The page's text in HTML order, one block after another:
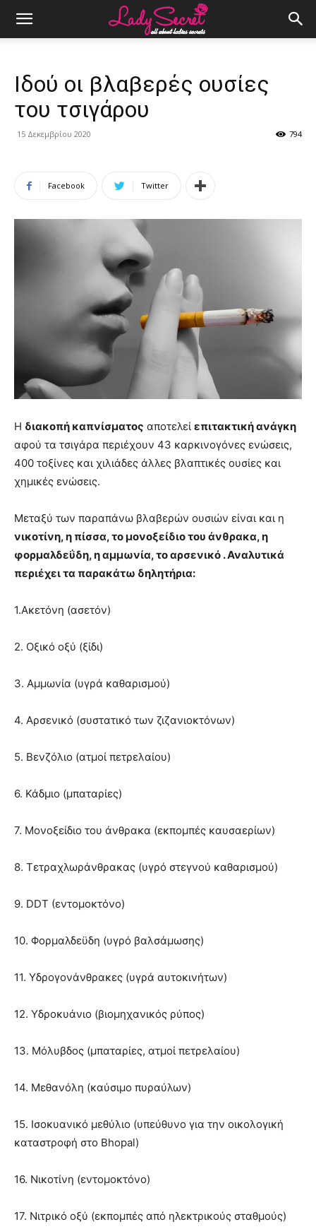
Ιδού οι βλαβερές ουσίες
του τσιγάρου
15 Δεκεμβρίου 2020 794
Facebook Twitter
Η διακοπή καπνίσματος αποτελεί επιτακτική ανάγκη
αφού τα τσιγάρα περιέχουν 43 καρκινογόνες ενώσεις,
400 τοξίνες και χιλιάδες άλλες βλαπτικές ουσίες και
χημικές ενώσεις.
Μεταξύ των παραπάνω βλαβερών ουσιών είναι και η
νικοτίνη, η πίσσα, το μονοξείδιο του άνθρακα, η
φορμαλδεΰδη, η αμμωνία, το αρσενικό . Αναλυτικά
περιέχει τα παρακάτω δηλητήρια:
1.Ακετόνη (ασετόν)
2. Οξικό οξύ (ξίδι)
3. Αμμωνία (υγρά καθαρισμού)
4. Αρσενικό (συστατικό των ζιζανιοκτόνων)
5. Βενζόλιο (ατμοί πετρελαίου)
6. Κάδμιο (μπαταρίες)
7. Μονοξείδιο του άνθρακα (εκπομπές καυσαερίων)
8. Τετραχλωράνθρακας (υγρό στεγνού καθαρισμού)
9. DDT (εντομοκτόνο)
10. Φορμαλδεϋδη (υγρό βαλσάμωσης)
11. Υδρογονάνθρακες (υγρά αυτοκινήτων)
12. Υδροκυάνιο (βιομηχανικός ρύπος)
13. Μόλυβδος (μπαταρίες, ατμοί πετρελαίου)
14. Μεθανόλη (καύσιμο πυραύλων)
15. Ισοκυανικό μεθύλιο (υπεύθυνο για την οικολογική
καταστροφή στο Bhopal)
16. Νικοτίνη (εντομοκτόνο)
17. Νιτρικό οξύ (εκπομπές από ηλεκτρικούς σταθμούς)